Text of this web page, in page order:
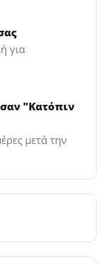
για
"Κατόπιν
μετά την